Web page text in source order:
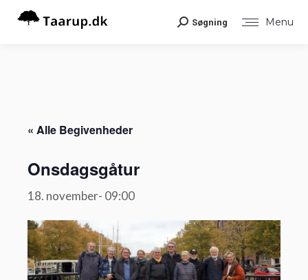
Menu
Search:
Søgning
« Alle Begivenheder
Onsdagsgåtur
18. november- 09:00